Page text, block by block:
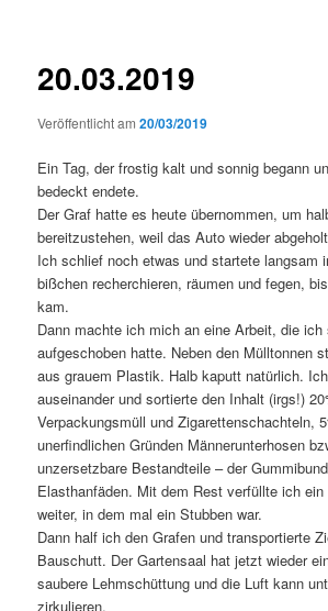
20.03.2019
Veröffentlicht am20/03/2019
Ein Tag, der frostig kalt und sonnig begann
bedeckt endete.
Der Graf hatte es heute übernommen, um
bereitzustehen, weil das Auto wieder
Ich schlief noch etwas und startete langsam
bißchen recherchieren, räumen und fegen,
kam.
Dann machte ich mich an eine Arbeit, die ich
aufgeschoben hatte. Neben den Mülltonnen
aus grauem Plastik. Halb kaputt natürlich.
auseinander und sortierte den Inhalt (irgs!)
Verpackungsmüll und Zigarettenschachteln,
unerfindlichen Gründen Männerunterhosen
unzersetzbare Bestandteile – der
Elasthanfäden. Mit dem Rest verfüllte ich
weiter, in dem mal ein Stubben war.
Dann half ich den Grafen und transportierte
Bauschutt. Der Gartensaal hat jetzt wieder
saubere Lehmschüttung und die Luft kann
zirkulieren.